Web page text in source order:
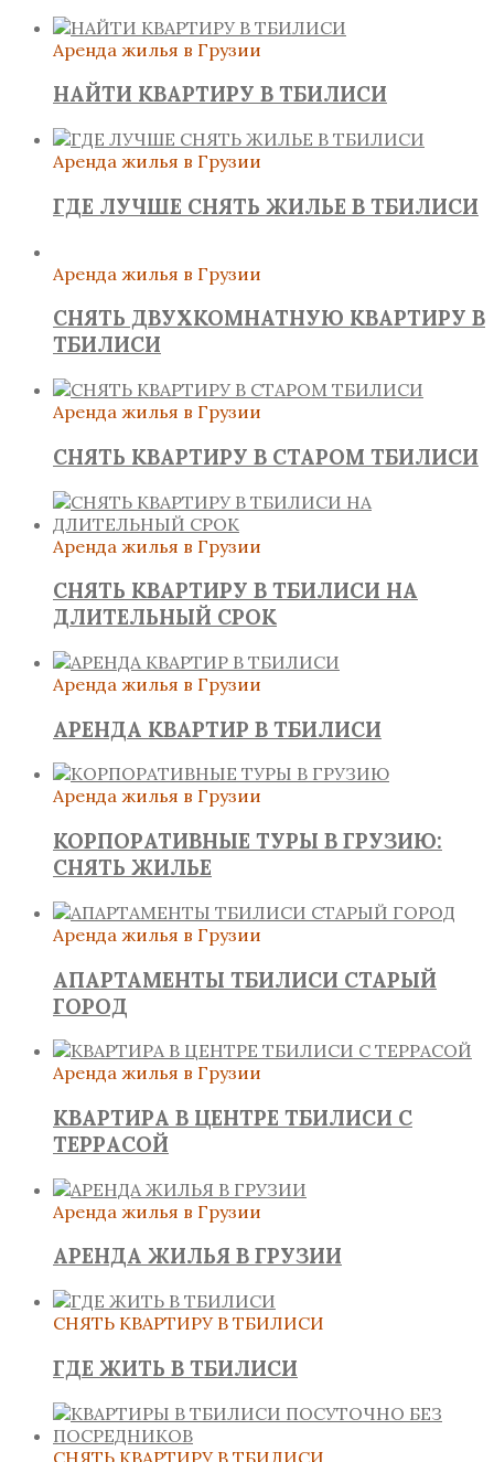
Аренда жилья в Грузии
НАЙТИ КВАРТИРУ В ТБИЛИСИ
Аренда жилья в Грузии
ГДЕ ЛУЧШЕ СНЯТЬ ЖИЛЬЕ В ТБИЛИСИ
Аренда жилья в Грузии
СНЯТЬ ДВУХКОМНАТНУЮ КВАРТИРУ В
ТБИЛИСИ
Аренда жилья в Грузии
СНЯТЬ КВАРТИРУ В СТАРОМ ТБИЛИСИ
Аренда жилья в Грузии
СНЯТЬ КВАРТИРУ В ТБИЛИСИ НА
ДЛИТЕЛЬНЫЙ СРОК
Аренда жилья в Грузии
АРЕНДА КВАРТИР В ТБИЛИСИ
Аренда жилья в Грузии
КОРПОРАТИВНЫЕ ТУРЫ В ГРУЗИЮ:
СНЯТЬ ЖИЛЬЕ
Аренда жилья в Грузии
АПАРТАМЕНТЫ ТБИЛИСИ СТАРЫЙ
ГОРОД
Аренда жилья в Грузии
КВАРТИРА В ЦЕНТРЕ ТБИЛИСИ С
ТЕРРАСОЙ
Аренда жилья в Грузии
АРЕНДА ЖИЛЬЯ В ГРУЗИИ
СНЯТЬ КВАРТИРУ В ТБИЛИСИ
ГДЕ ЖИТЬ В ТБИЛИСИ
СНЯТЬ КВАРТИРУ В ТБИЛИСИ